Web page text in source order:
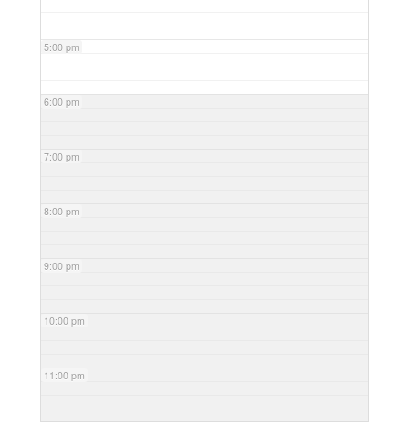
5:00 pm
6:00 pm
7:00 pm
8:00 pm
9:00 pm
10:00 pm
11:00 pm